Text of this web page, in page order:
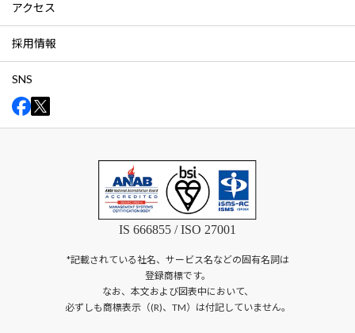
アクセス
採用情報
SNS
IS 666855 / ISO 27001
*記載されている社名、サービス名などの固有名詞は
登録商標です。
なお、本文および図表中において、
必ずしも商標表示（(R)、TM）は付記していません。